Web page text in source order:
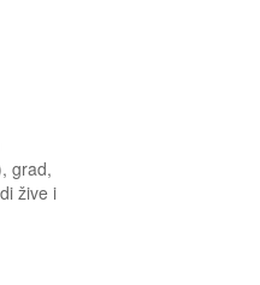
grad,
žive i